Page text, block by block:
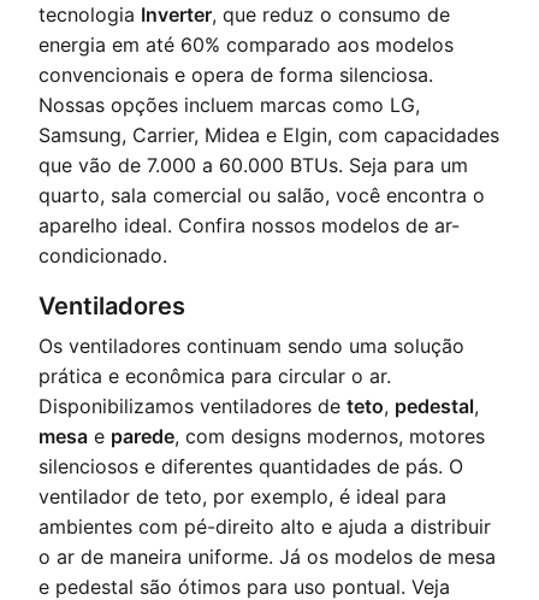
tecnologia Inverter, que reduz o consumo de
energia em até 60% comparado aos modelos
convencionais e opera de forma silenciosa.
Nossas opções incluem marcas como LG,
Samsung, Carrier, Midea e Elgin, com capacidades
que vão de 7.000 a 60.000 BTUs. Seja para um
quarto, sala comercial ou salão, você encontra o
aparelho ideal. Confira nossos modelos de ar-
condicionado.
Ventiladores
Os ventiladores continuam sendo uma solução
prática e econômica para circular o ar.
Disponibilizamos ventiladores de teto, pedestal,
mesa e parede, com designs modernos, motores
silenciosos e diferentes quantidades de pás. O
ventilador de teto, por exemplo, é ideal para
ambientes com pé-direito alto e ajuda a distribuir
o ar de maneira uniforme. Já os modelos de mesa
e pedestal são ótimos para uso pontual. Veja